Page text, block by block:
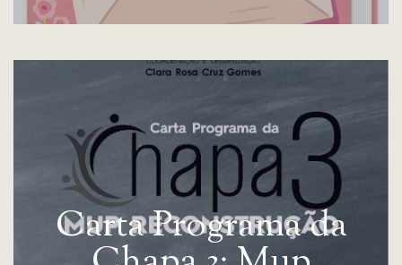
CartaProgramada